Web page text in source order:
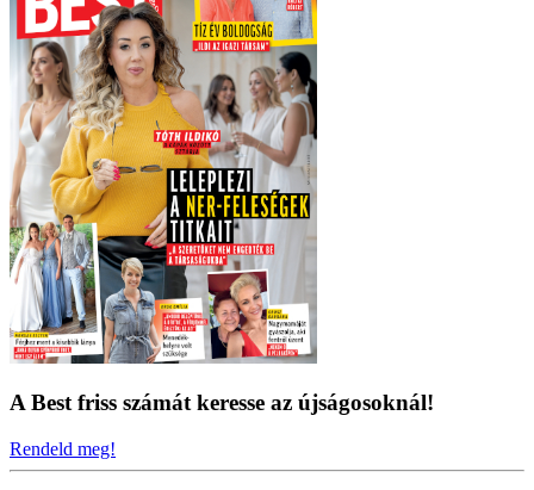
A Best friss számát keresse az újságosoknál!
Rendeld meg!